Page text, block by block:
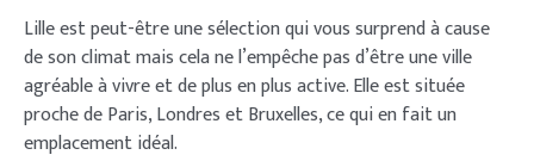
Lille est peut-être une sélection qui vous surprend à cause
de son climat mais cela ne l’empêche pas d’être une ville
agréable à vivre et de plus en plus active. Elle est située
proche de Paris, Londres et Bruxelles, ce qui en fait un
emplacement idéal.